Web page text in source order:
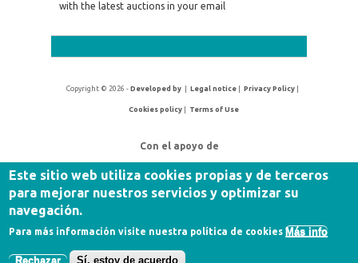
with the latest auctions in your email
Copyright © 2026 -Developed by |Legal notice |Privacy Policy
Cookies policy| Terms of Use
Con el apoyo de
Este sitio web utiliza cookies propias y de terceros
para mejorar nuestros servicios y optimizar su
navegación.
Para más información visite nuestra política de cookies Más info
Rechazar Sí, estoy de acuerdo